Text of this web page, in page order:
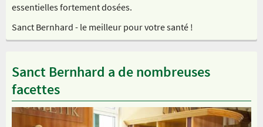
essentielles fortement dosées.
Sanct Bernhard - le meilleur pour votre santé !
Sanct Bernhard a de nombreuses
facettes